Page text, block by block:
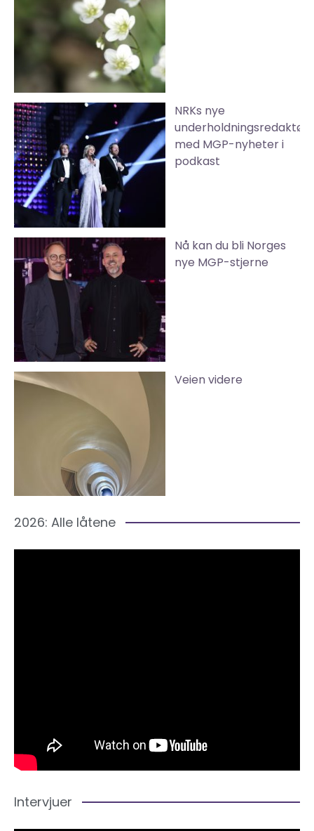
NRKs nye
underholdningsredaktør
med MGP-nyheter i
podkast
Nå kan du bli Norges
nye MGP-stjerne
Veien videre
2026: Alle låtene
Intervjuer